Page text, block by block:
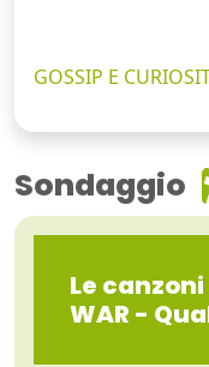
GOSSIP E
Sondaggio
Le
WAR -